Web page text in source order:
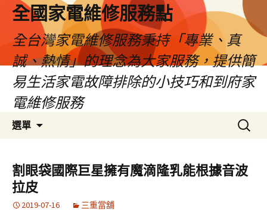
全國家電維修服務點
全台灣家電維修服務秉持「專業、真
誠、熱情」的理念為大家服務，提供簡
易生活家電故障排除的小技巧和到府家
電維修服務
選單
要
內
搜
尋
鍵
字:
割眼袋國際巨星擁有魔滴隆乳能根據音波
拉皮
2019-07-16 三重當舖